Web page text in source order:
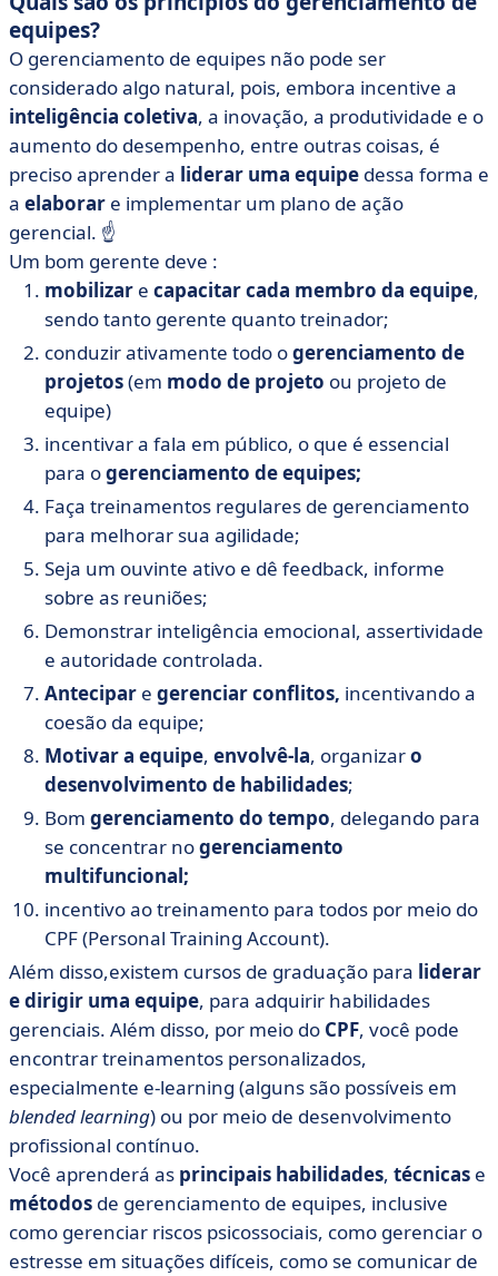
equipes?
O gerenciamento de equipes não pode ser
considerado algo natural, pois, embora incentive a
inteligência coletiva, a inovação, a produtividade e o
aumento do desempenho, entre outras coisas, é
preciso aprender a liderar uma equipe dessa forma e
a elaborar e implementar um plano de ação
gerencial. ☝️
Um bom gerente deve :
mobilizar e capacitarcada membro da equipe,
sendo tanto gerente quanto treinador;
conduzir ativamente todo ogerenciamento de
projetos(em modo de projeto ou projeto de
equipe)
incentivar a fala em público, o que é essencial
para ogerenciamento de equipes;
Faça treinamentos regulares de gerenciamento
para melhorar sua agilidade;
Seja um ouvinte ativo e dê feedback, informe
sobre as reuniões;
Demonstrar inteligência emocional, assertividade
e autoridade controlada.
Antecipar e gerenciar conflitos, incentivando a
coesão da equipe;
Motivar a equipe, envolvê-la, organizaro
desenvolvimento de habilidades;
Bom gerenciamento do tempo, delegando para
se concentrar nogerenciamento
multifuncional;
incentivo ao treinamento para todos por meio do
CPF (Personal Training Account).
Além disso,existem cursos de graduação para liderar
e dirigir uma equipe, para adquirir habilidades
gerenciais. Além disso, por meio do CPF, você pode
encontrar treinamentos personalizados,
especialmente e-learning (alguns são possíveis em
blended learning) ou por meio de desenvolvimento
profissional contínuo.
Você aprenderá as principais habilidades, técnicas e
métodos de gerenciamento de equipes, inclusive
como gerenciar riscos psicossociais, como gerenciar o
estresse em situações difíceis, como se comunicar de